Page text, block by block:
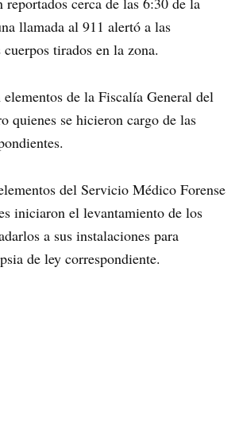
llamada al 911 alertó a las
tirados en la zona.
de la Fiscalía General del
quienes se hicieron cargo de las
del Servicio Médico Forense
iniciaron el levantamiento de los
a sus instalaciones para
de ley correspondiente.